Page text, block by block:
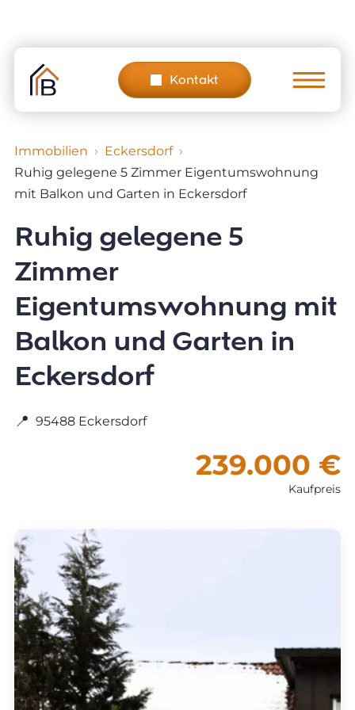
content
Kontakt
Immobilien
Eckersdorf
Ruhig gelegene 5 Zimmer Eigentumswohnung
mit Balkon und Garten in Eckersdorf
Ruhig gelegene 5
Zimmer
Eigentumswohnung mit
Balkon und Garten in
Eckersdorf
📍 95488 Eckersdorf
239.000 €
Kaufpreis